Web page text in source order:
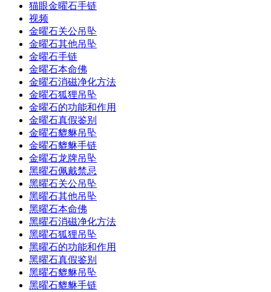
猫眼金曜石手链
视频
金曜石关公吊坠
金曜石其他吊坠
金曜石手链
金曜石本命佛
金曜石消磁净化方法
金曜石狐狸吊坠
金曜石的功能和作用
金曜石真假鉴别
金曜石貔貅吊坠
金曜石貔貅手链
金曜石龙牌吊坠
黑曜石佩戴禁忌
黑曜石关公吊坠
黑曜石其他吊坠
黑曜石本命佛
黑曜石消磁净化方法
黑曜石狐狸吊坠
黑曜石的功能和作用
黑曜石真假鉴别
黑曜石貔貅吊坠
黑曜石貔貅手链